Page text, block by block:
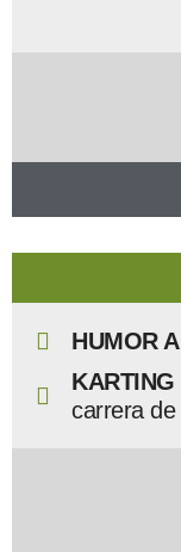
HUMOR
KARTING
carrera